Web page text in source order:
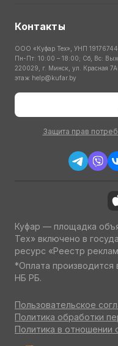
Контакты
ООО «Куфар Тех», УНП
Пн-Пт: 10:00 – 18:00; Сб, Вс:
220029, г. Минск, ул. Красная
этаж help@kufar.by
Защита прав
Куфар — площадка
Тех» включено в
ресурс «Реестр
*Оплата производится
НБ РБ.
Пользовательское
Политика обработки
Политика в отношении